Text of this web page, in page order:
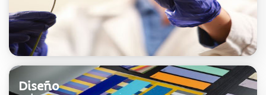
Acceder
Diseño